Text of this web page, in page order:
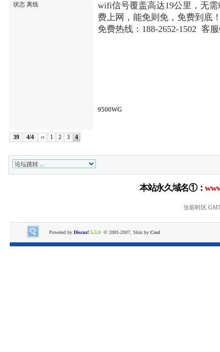
状态 离线
wifi信号覆盖高达19公里，无
费上网，能免则免，免费到底
免费热线：188-2652-1502 客
9500WG
39 4/4 ‹‹ 1 2 3 4
本站永久域名①：
当前时区
Powered by Discuz! 5.5.0 © 2001-2007, Skin by Cool